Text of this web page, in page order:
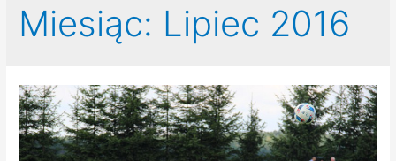
Miesiąc: Lipiec 2016